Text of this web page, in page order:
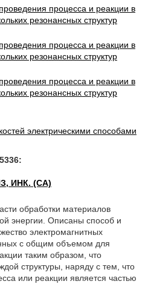
электрическими способами
ИНК. (CA)
обработки материалов
энергии. Описаны способ и
электромагнитных
с общим объемом для
таким образом, что
структуры, наряду с тем, что
или реакции является частью